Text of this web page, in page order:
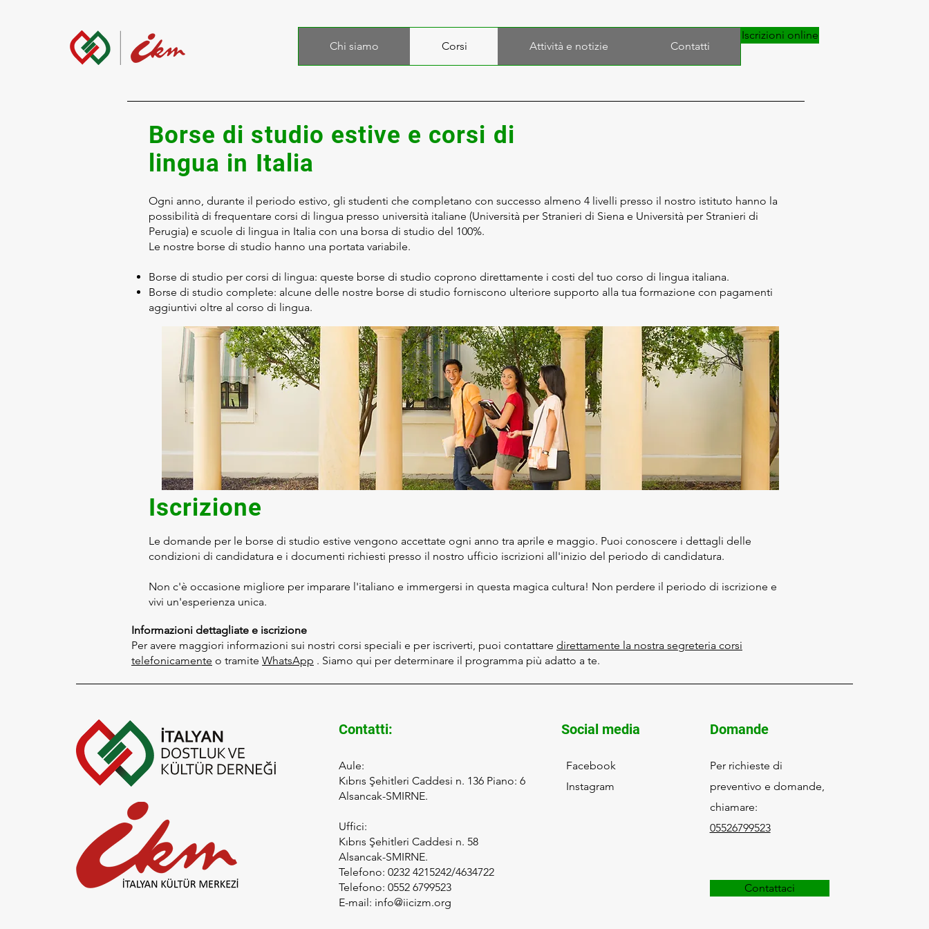
Chi siamo Corsi Attività e notizie Contatti
Iscrizioni online
Borse di studio estive e corsi di
lingua in Italia
Ogni anno, durante il periodo estivo, gli studenti che completano con successo almeno 4 livelli presso il nostro istituto hanno la
possibilità di frequentare corsi di lingua presso università italiane (Università per Stranieri di Siena e Università per Stranieri di
Perugia) e scuole di lingua in Italia con una borsa di studio del 100%.
Le nostre borse di studio hanno una portata variabile.
Borse di studio per corsi di lingua: queste borse di studio coprono direttamente i costi del tuo corso di lingua italiana.
Borse di studio complete: alcune delle nostre borse di studio forniscono ulteriore supporto alla tua formazione con pagamenti
aggiuntivi oltre al corso di lingua.
Iscrizione
Le domande per le borse di studio estive vengono accettate ogni anno tra aprile e maggio. Puoi conoscere i dettagli delle
condizioni di candidatura e i documenti richiesti presso il nostro ufficio iscrizioni all'inizio del periodo di candidatura.
Non c'è occasione migliore per imparare l'italiano e immergersi in questa magica cultura! Non perdere il periodo di iscrizione e
vivi un'esperienza unica.
Informazioni dettagliate e iscrizione
Per avere maggiori informazioni sui nostri corsi speciali e per iscriverti, puoi contattare direttamente la nostra segreteria corsi
telefonicamente o tramite WhatsApp . Siamo qui per determinare il programma più adatto a te.
Contatti:
Aule:
Kıbrıs Şehitleri Caddesi n. 136 Piano: 6
Alsancak-SMIRNE.
Uffici:
Kıbrıs Şehitleri Caddesi n. 58
Alsancak-SMIRNE.
Telefono: 0232 4215242/4634722
Telefono: 0552 6799523
E-mail: info@iicizm.org
Social media
Facebook
Instagram
Domande
Per richieste di
preventivo e domande,
chiamare:
05526799523
Contattaci